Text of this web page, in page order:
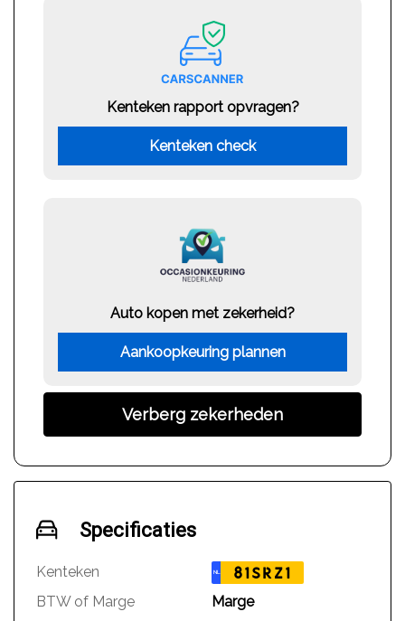
Kenteken rapport opvragen?
Kenteken check
Auto kopen met zekerheid?
Aankoopkeuring plannen
Verberg zekerheden
Specificaties
Kenteken NL 81SRZ1
BTW of Marge
Marge